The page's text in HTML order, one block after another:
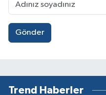
Gönder
Trend Haberler